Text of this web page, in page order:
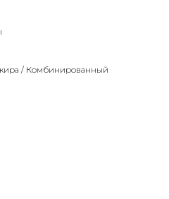
/ Комбинированный